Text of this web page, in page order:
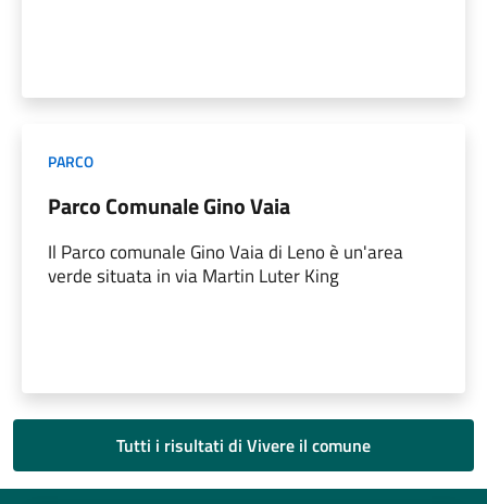
PARCO
Parco Comunale Gino Vaia
Il Parco comunale Gino Vaia di Leno è un'area
verde situata in via Martin Luter King
Tutti i risultati di Vivere il comune